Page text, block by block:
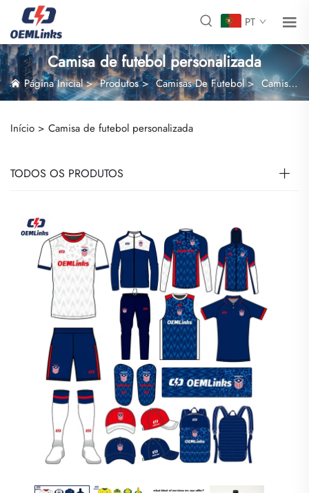
PT
Camisa de futebol personalizada
Página Inicial>Produtos>Camisas De Futebol> Camisa de futebol personalizada
Início > Camisa de futebol personalizada
TODOS OS PRODUTOS